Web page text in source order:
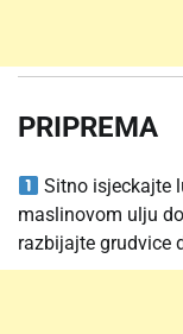
PRIPREMA
Sitno isjeckajte
maslinovom ulju
razbijajte grudvice